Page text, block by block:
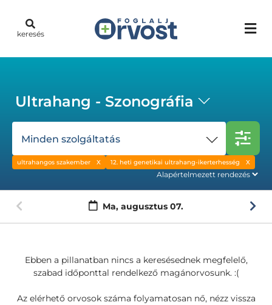
keresés
Ultrahang - Szonográfia
Minden szolgáltatás
ultrahangos szakember 12. heti genetikai ultrahang-ikerterhesség
Ma, augusztus 07.
Ebben a pillanatban nincs a keresésednek megfelelő,
szabad időponttal rendelkező magánorvosunk. :(
Az elérhető orvosok száma folyamatosan nő, nézz vissza